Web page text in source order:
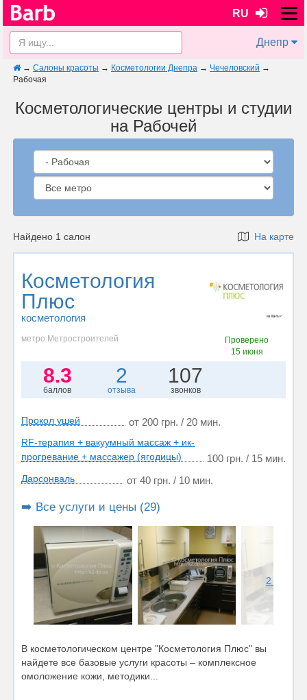
RU
Днепр
→ Салоны красоты → Косметологии Днепра → Чечеловский →
Рабочая
Косметологические центры и студии
на Рабочей
Найдено 1 салон На карте
Косметология
Плюс
косметология
метро Метростроителей
Проверено
15 июня
8.3
баллов
2
отзыва
107
звонков
Прокол ушей от 200 грн. / 20 мин.
RF-терапия + вакуумный массаж + ик-
прогревание + массажер (ягодицы)
100 грн. / 15 мин.
Дарсонваль от 40 грн. / 10 мин.
➡️ Все услуги и цены (29)
2 фото
В косметологическом центре "Косметология Плюс" вы
найдете все базовые услуги красоты – комплексное
омоложение кожи, методики...